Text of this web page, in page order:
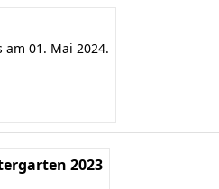
01. Mai 2024.
2023